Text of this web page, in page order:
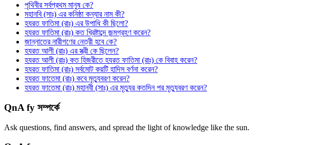
পৃথিবীর সর্বপ্রথম মানুষ কে?
মহানবি (সাঃ) এর কনিষ্ঠা কন্যার নাম কী?
হযরত ফাতিমা (রাঃ) এর উপাধি কী ছিলো?
হযরত ফাতিমা (রাঃ) কত খ্রিষ্টাব্দে জন্মগ্রহণ করেন?
জান্নাতের নারীগণের নেত্রী হবে কে?
হযরত আলী (রাঃ) এর স্ত্রী কে ছিলেন?
হযরত আলী (রাঃ) কত হিজরীতে হযরত ফাতিমা (রাঃ) কে বিবাহ করেন?
হযরত ফাতিমা (রাঃ) সর্বমোট কয়টি হাদিস বর্ণনা করেন?
হযরত ফাতেমা (রাঃ) কবে মৃত্যুবরণ করেন?
হযরত ফাতেমা (রাঃ) মহানবী (সাঃ) এর মৃত্যুর কতদিন পর মৃত্যুবরণ করেন?
QnA fy সম্পর্কে
Ask questions, find answers, and spread the light of knowledge like the sun.